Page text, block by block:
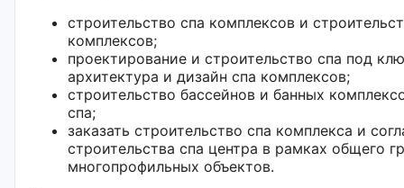
строительство спа комплексов и
комплексов;
проектирование и строительство спа под
архитектура и дизайн спа комплексов;
строительство бассейнов и банных
спа;
заказать строительство спа комплекса и
строительства спа центра в рамках общего
многопрофильных объектов.